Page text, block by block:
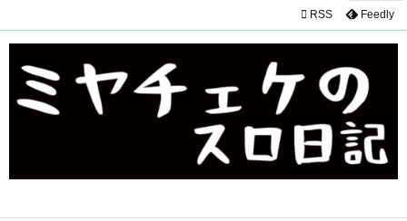
 RSS Feedly